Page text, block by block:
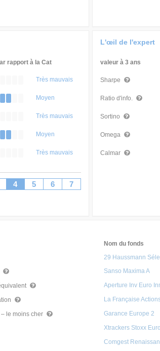
rapport à la Cat
Très mauvais
Moyen
Très mauvais
Moyen
Très mauvais
4 5 6 7
L'œil de l'expert
valeur à 3 ans
Sharpe
Ratio d'info.
Sortino
Omega
Calmar
Nom du fonds
29 Haussmann
Sanso Maxima A
Aperture Inv Euro
La Française
le moins cher Garance Europe 2
Xtrackers Stoxx
Comgest